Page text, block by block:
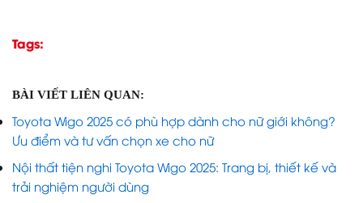
Tags:
BÀI VIẾT LIÊN QUAN:
Toyota Wigo 2025 có phù hợp dành cho nữ giới không?
Ưu điểm và tư vấn chọn xe cho nữ
Nội thất tiện nghi Toyota Wigo 2025: Trang bị, thiết kế và
trải nghiệm người dùng